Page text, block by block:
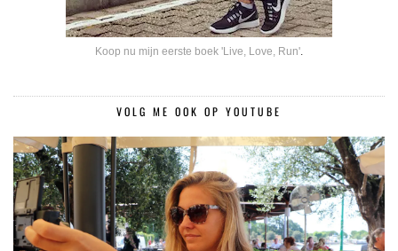
Koop nu mijn eerste boek 'Live, Love, Run'
VOLG ME OOK OP YOUTUBE